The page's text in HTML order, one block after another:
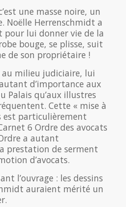
une masse noire, un
Noëlle Herrenschmidt a
pour lui donner vie de la
bouge, se plisse, suit
de son propriétaire !
au milieu judiciaire, lui
d’importance aux
Palais qu’aux illustres
Cette « mise à
est particulièrement
6 Ordre des avocats
a autant
prestation de serment
d’avocats.
l’ouvrage : les dessins
auraient mérité un